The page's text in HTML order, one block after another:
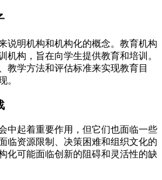
说明机构和机构化的概念。教育机构
机构，旨在向学生提供教育和培训。
教学方法和评估标准来实现教育目
。
中起着重要作用，但它们也面临一些
临资源限制、决策困难和组织文化的
化可能面临创新的阻碍和灵活性的缺